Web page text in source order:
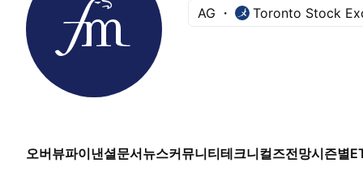
AG Toronto Stock
오버뷰파이낸셜문서뉴스커뮤니티테크니컬즈전망시즌별